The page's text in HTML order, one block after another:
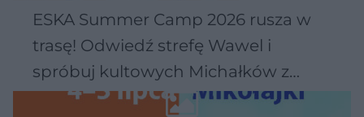
ESKA Summer Camp 2026 rusza w
trasę! Odwiedź strefę Wawel i
spróbuj kultowych Michałków z
Wawelu